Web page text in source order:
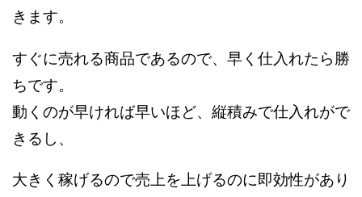
きます。
すぐに売れる商品であるので、早く仕入れたら勝
ちです。
動くのが早ければ早いほど、縦積みで仕入れがで
きるし、
大きく稼げるので売上を上げるのに即効性があり